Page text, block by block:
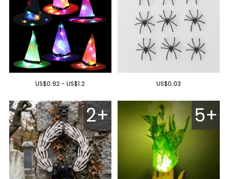
US$0.92 - US$1.2 US$0.03
2+ 5+